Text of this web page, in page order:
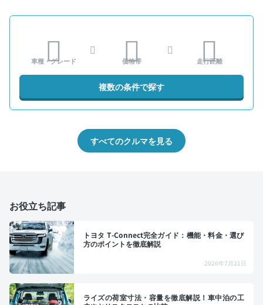
車種・グレード 価格帯 走行距離
複数の条件で探す
すべてのクルマを見る
お役立ち記事
トヨタ T-Connect完全ガイド：機能・料金・選び
方のポイントを徹底解説
2026年7月21日
ライズの荷室寸法・容量を徹底解説！車中泊の工